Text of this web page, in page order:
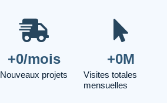
Nouveaux projets
+0/mois
Visites totales
mensuelles
+0M